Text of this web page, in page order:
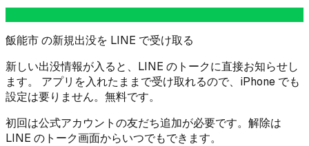
飯能市 の新規出没を LINE で受け取る
新しい出没情報が入ると、LINE のトークに直接お知らせし
ます。 アプリを入れたままで受け取れるので、iPhone でも
設定は要りません。無料です。
初回は公式アカウントの友だち追加が必要です。解除は
LINE のトーク画面からいつでもできます。